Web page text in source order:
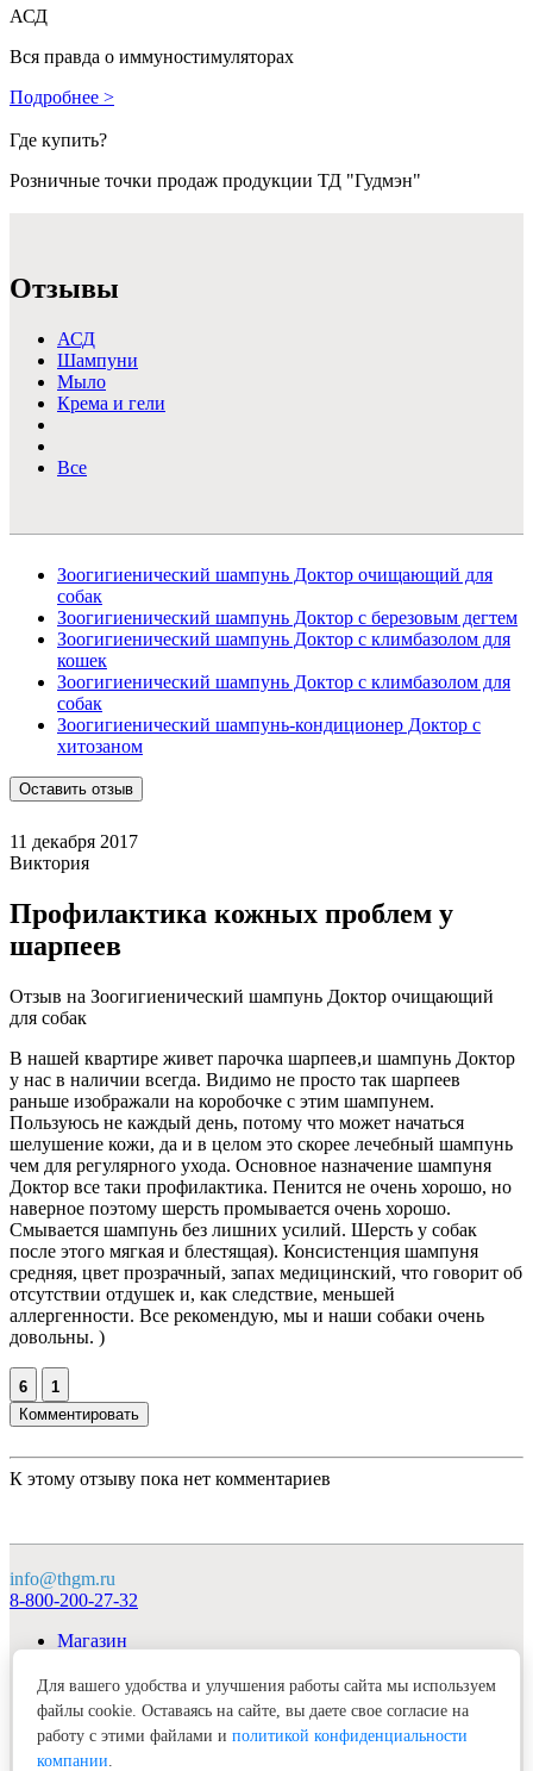
АСД
Вся правда о иммуностимуляторах
Подробнее >
Где купить?
Розничные точки продаж продукции ТД "Гудмэн"
Отзывы
АСД
Шампуни
Мыло
Крема и гели
Все
Зоогигиенический шампунь Доктор очищающий для
собак
Зоогигиенический шампунь Доктор с березовым дегтем
Зоогигиенический шампунь Доктор с климбазолом для
кошек
Зоогигиенический шампунь Доктор с климбазолом для
собак
Зоогигиенический шампунь-кондиционер Доктор с
хитозаном
Оставить отзыв
11 декабря 2017
Виктория
Профилактика кожных проблем у
шарпеев
Отзыв на Зоогигиенический шампунь Доктор очищающий
для собак
В нашей квартире живет парочка шарпеев,и шампунь Доктор
у нас в наличии всегда. Видимо не просто так шарпеев
раньше изображали на коробочке с этим шампунем.
Пользуюсь не каждый день, потому что может начаться
шелушение кожи, да и в целом это скорее лечебный шампунь
чем для регулярного ухода. Основное назначение шампуня
Доктор все таки профилактика. Пенится не очень хорошо, но
наверное поэтому шерсть промывается очень хорошо.
Смывается шампунь без лишних усилий. Шерсть у собак
после этого мягкая и блестящая). Консистенция шампуня
средняя, цвет прозрачный, запах медицинский, что говорит об
отсутствии отдушек и, как следствие, меньшей
аллергенности. Все рекомендую, мы и наши собаки очень
довольны. )
6
1
Комментировать
К этому отзыву пока нет комментариев
info@thgm.ru
8-800-200-27-32
Магазин
Продукция
Клуб «Гудмэн»
Контакты
Для вашего удобства и улучшения работы сайта мы используем
файлы cookie. Оставаясь на сайте, вы даете свое согласие на
работу с этими файлами и политикой конфиденциальности
компании.